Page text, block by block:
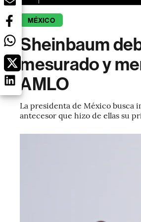
MÉXICO
Sheinbaum
mesurado y
AMLO
La presidenta de México busca
antecesor que hizo de ellas su